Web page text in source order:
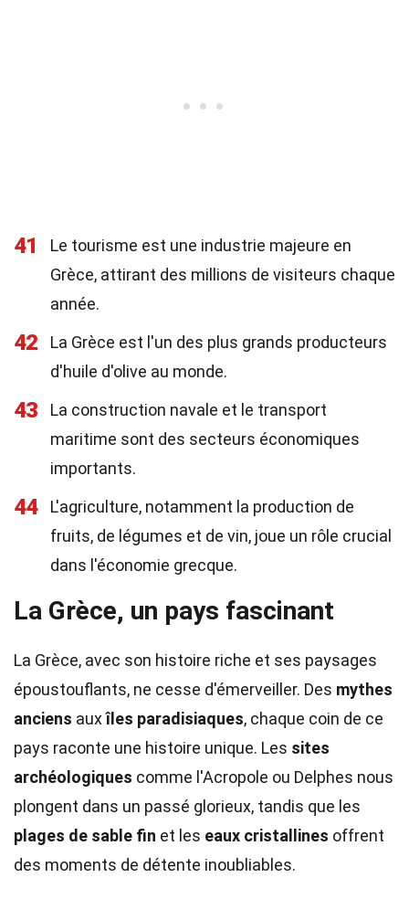
41
Le tourisme est une industrie majeure en
Grèce, attirant des millions de visiteurs chaque
année.
42
La Grèce est l'un des plus grands producteurs
d'huile d'olive au monde.
43
La construction navale et le transport
maritime sont des secteurs économiques
importants.
44
L'agriculture, notamment la production de
fruits, de légumes et de vin, joue un rôle crucial
dans l'économie grecque.
La Grèce, un pays fascinant
La Grèce, avec son histoire riche et ses paysages
époustouflants, ne cesse d'émerveiller. Des mythes
anciens auxîles paradisiaques, chaque coin de ce
pays raconte une histoire unique. Les sites
archéologiques comme l'Acropole ou Delphes nous
plongent dans un passé glorieux, tandis que les
plages de sable fin et les eaux cristallines offrent
des moments de détente inoubliables.